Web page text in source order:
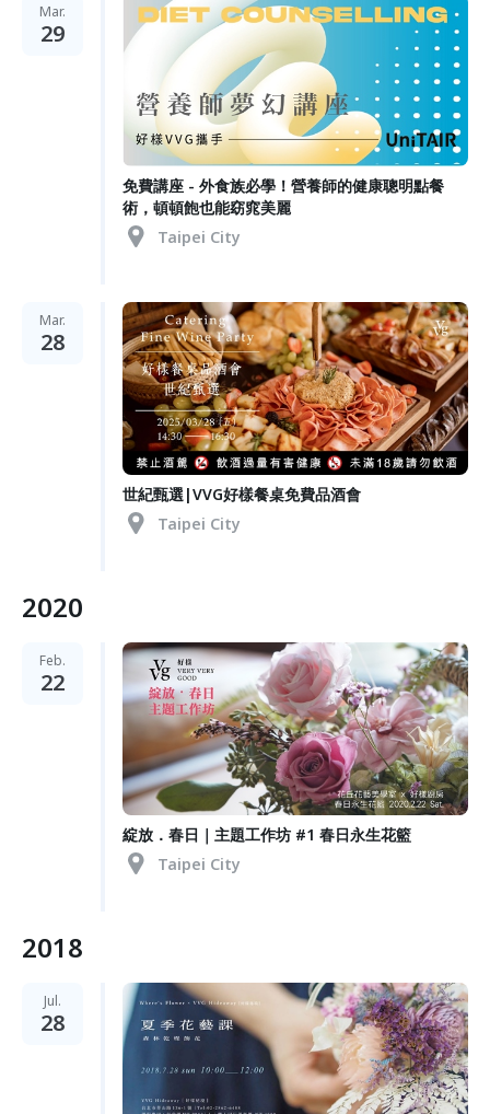
Mar.
29
免費講座 - 外食族必學！營養師的健康聰明點餐
術，頓頓飽也能窈窕美麗
Taipei City
Mar.
28
世紀甄選|VVG好樣餐桌免費品酒會
Taipei City
2020
Feb.
22
綻放．春日｜主題工作坊 #1 春日永生花籃
Taipei City
2018
Jul.
28